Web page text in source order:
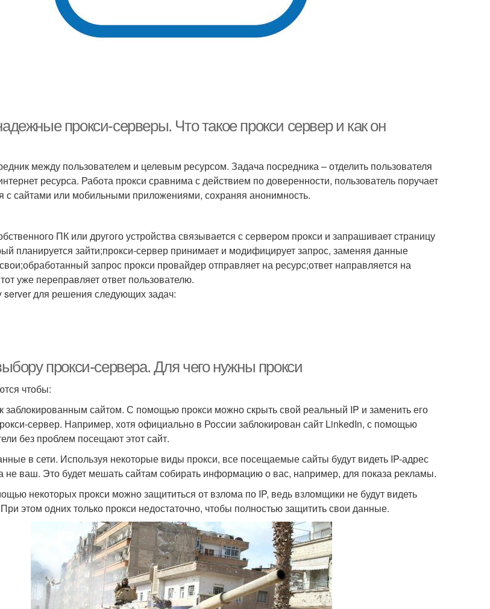
прокси-серверы. Что такое прокси сервер и как он
между пользователем и целевым ресурсом. Задача посредника – отделить пользователя
ресурса. Работа прокси сравнима с действием по доверенности, пользователь поручает
с сайтами или мобильными приложениями, сохраняя анонимность.
ПК или другого устройства связывается с сервером прокси и запрашивает страницу
планируется зайти;прокси-сервер принимает и модифицирует запрос, заменяя данные
запрос прокси провайдер отправляет на ресурс;ответ направляется на
уже переправляет ответ пользователю.
server для решения следующих задач:
прокси-сервера. Для чего нужны прокси
чтобы:
заблокированным сайтом. С помощью прокси можно скрыть свой реальный IP и заменить его
сервер. Например, хотя официально в России заблокирован сайт LinkedIn, с помощью
без проблем посещают этот сайт.
в сети. Используя некоторые виды прокси, все посещаемые сайты будут видеть IP-адрес
не ваш. Это будет мешать сайтам собирать информацию о вас, например, для показа рекламы.
некоторых прокси можно защититься от взлома по IP, ведь взломщики не будут видеть
этом одних только прокси недостаточно, чтобы полностью защитить свои данные.